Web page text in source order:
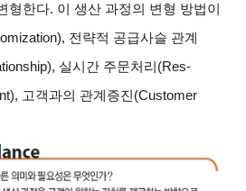
형한다. 이 생산 과정의 변형 방법이
전략적 공급사슬 관계
실시간 주문처리(Res-
고객과의 관계증진(Customer